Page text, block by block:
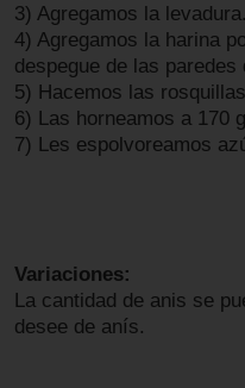
3) Agregamos la levadura.
4) Agregamos la harina
despegue de las paredes
5) Hacemos las
6) Las horneamos a 170
7) Les espolvoreamos
Variaciones:
La cantidad de anis se
desee de anís.